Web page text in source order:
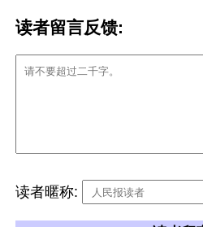
读者留言反馈:
读者暱称: